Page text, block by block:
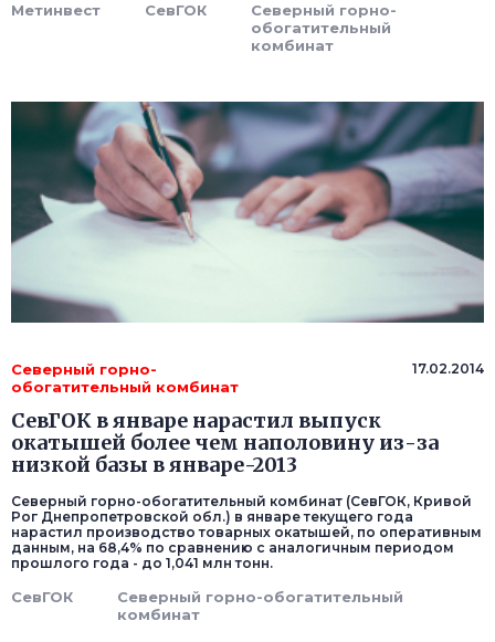
Метинвест СевГОК
Северный горно-
обогатительный
комбинат
Северный горно-
обогатительный комбинат
17.02.2014
СевГОК в январе нарастил выпуск
окатышей более чем наполовину из-за
низкой базы в январе-2013
Северный горно-обогатительный комбинат (СевГОК, Кривой
Рог Днепропетровской обл.) в январе текущего года
нарастил производство товарных окатышей, по оперативным
данным, на 68,4% по сравнению с аналогичным периодом
прошлого года - до 1,041 млн тонн.
СевГОК
Северный горно-обогатительный
комбинат